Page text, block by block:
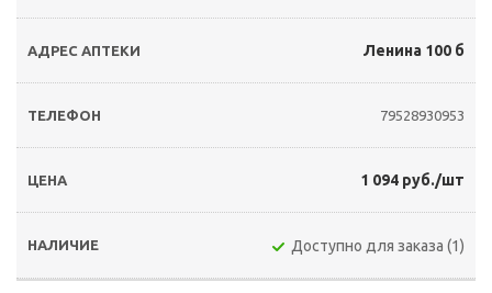
Ленина 100 б
79528930953
1 094 руб./шт
Доступно для заказа (1)